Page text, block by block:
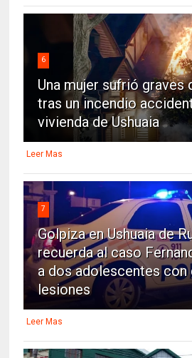
6
Una mujer sufrió graves
tras un incendio
vivienda de Ushuaia
Leer Mas
7
Golpiza en Ushuaia de
recuerda al caso
a dos adolescentes con
lesiones
Leer Mas